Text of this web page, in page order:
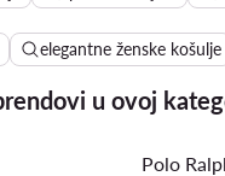
elegantne ženske košulje
u ovoj
Polo